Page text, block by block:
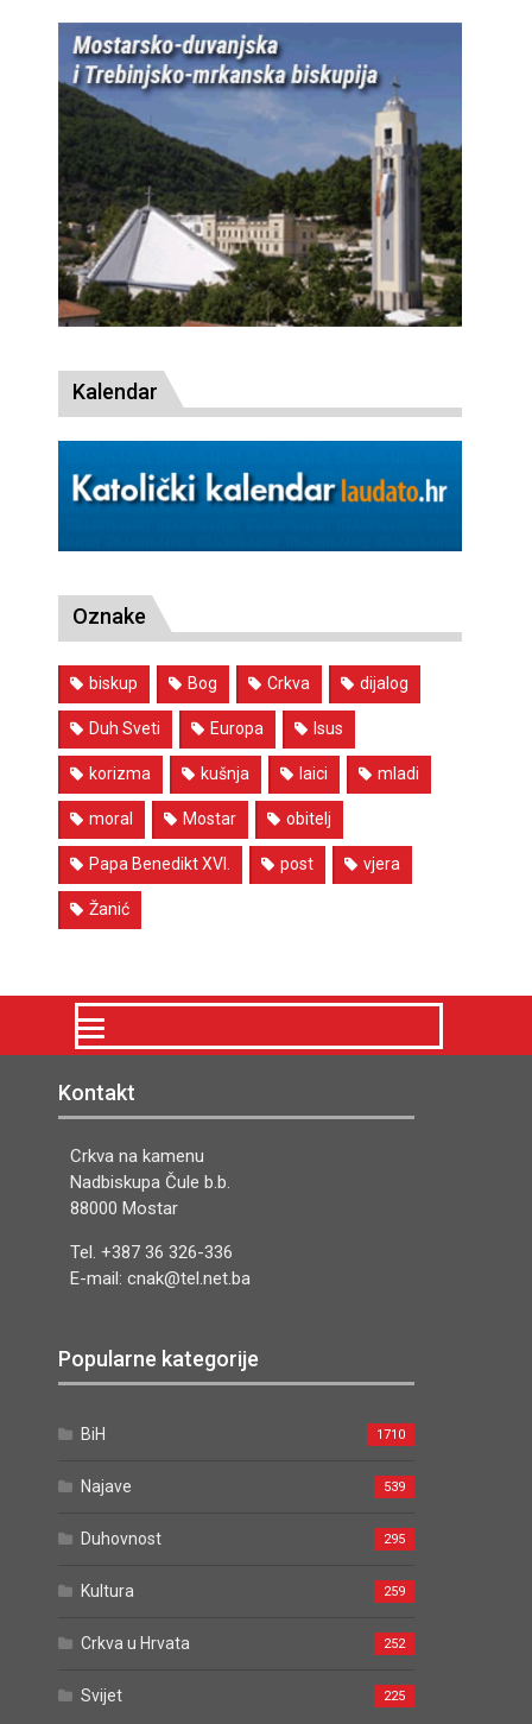
Kalendar
Oznake
biskup Bog Crkva dijalog
Duh Sveti Europa Isus
korizma kušnja laici mladi
moral Mostar obitelj
Papa Benedikt XVI. post vjera
Žanić
Kontakt
Crkva na kamenu
Nadbiskupa Čule b.b.
88000 Mostar
Tel. +387 36 326-336
E-mail: cnak@tel.net.ba
Popularne kategorije
BiH 1710
Najave 539
Duhovnost 295
Kultura 259
Crkva u Hrvata 252
Svijet 225